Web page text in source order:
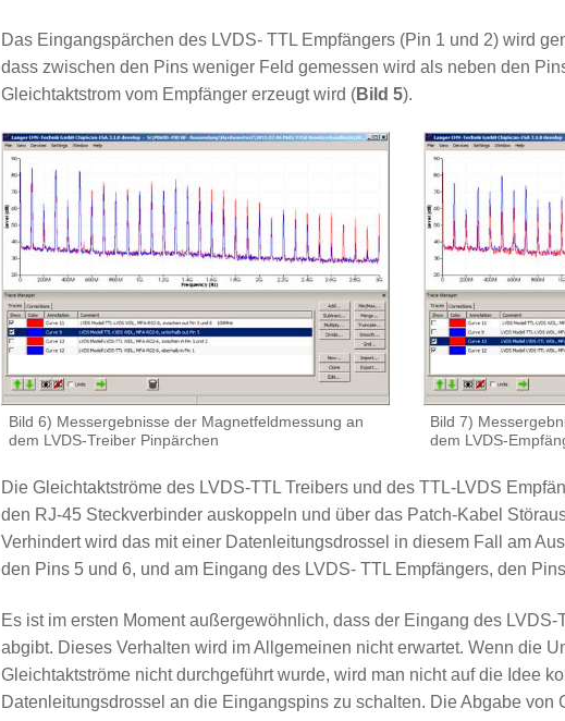
Das Eingangspärchen des LVDS- TTL Empfängers (Pin 1 und 2) wird
dass zwischen den Pins weniger Feld gemessen wird als neben den
Gleichtaktstrom vom Empfänger erzeugt wird (Bild 5).
Bild 6) Messergebnisse der Magnetfeldmessung an
dem LVDS-Treiber Pinpärchen
Bild 7)
dem LVDS-
Die Gleichtaktströme des LVDS-TTL Treibers und des TTL-LVDS
den RJ-45 Steckverbinder auskoppeln und über das Patch-Kabel
Verhindert wird das mit einer Datenleitungsdrossel in diesem Fall am
den Pins 5 und 6, und am Eingang des LVDS- TTL Empfängers, den
Es ist im ersten Moment außergewöhnlich, dass der Eingang des
abgibt. Dieses Verhalten wird im Allgemeinen nicht erwartet. Wenn die
Gleichtaktströme nicht durchgeführt wurde, wird man nicht auf die Idee
Datenleitungsdrossel an die Eingangspins zu schalten. Die Abgabe von